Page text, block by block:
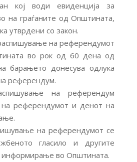
кој води евиденција за
на граѓаните од Општината,
утврдени со закон.
на референдумот
во рок од 60 дена од
барањето донесува одлука
референдум.
на референдум
референдумот и денот на
на референдумот се
гласило и другите
информирање во Општината.